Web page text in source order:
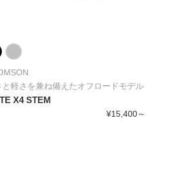
と軽さを兼ね備えたオフロードモデル
X4 STEM
¥15,400～